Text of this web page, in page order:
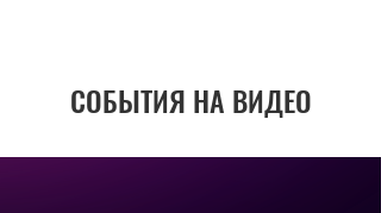
СОБЫТИЯ НА ВИДЕО